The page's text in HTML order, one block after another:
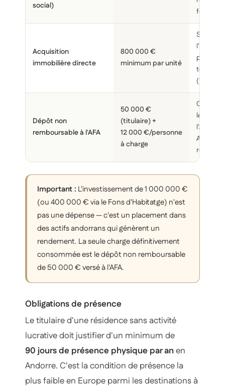
social)
fonds
Acquisition
immobilière directe
800 000 €
minimum par unité
Dépôt non
remboursable à l'AFA
50 000 €
(titulaire) +
12 000 €/personne
à charge
les cas
Important : L'investissement de 1 000 000 €
(ou 400 000 € via le Fons d'Habitatge) n'est
pas une dépense — c'est un placement dans
des actifs andorrans qui génèrent un
rendement. La seule charge définitivement
consommée est le dépôt non remboursable
de 50 000 € versé à l'AFA.
Obligations de présence
Le titulaire d'une résidence sans activité
lucrative doit justifier d'un minimum de
90 jours de présence physique par anen
Andorre. C'est la condition de présence la
plus faible en Europe parmi les destinations à